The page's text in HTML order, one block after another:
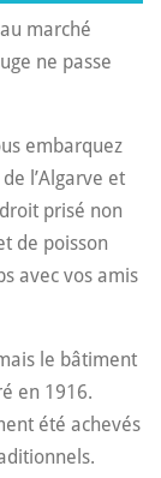
marché
ne passe
embarquez
l’Algarve et
prisé non
de poisson
avec vos amis
le bâtiment
en 1916.
été achevés